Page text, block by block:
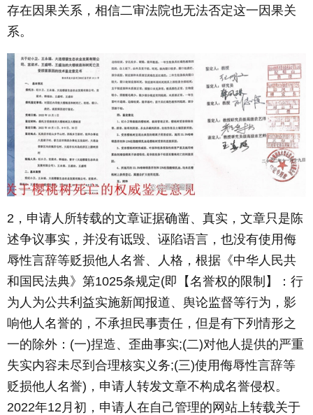
存在因果关系，相信二审法院也无法否定这一因果关
系。
2，申请人所转载的文章证据确凿、真实，文章只是陈
述争议事实，并没有诋毁、诬陷语言，也没有使用侮
辱性言辞等贬损他人名誉、人格，根据《中华人民共
和国民法典》第1025条规定(即【名誉权的限制】：行
为人为公共利益实施新闻报道、舆论监督等行为，影
响他人名誉的，不承担民事责任，但是有下列情形之
一的除外：(一)捏造、歪曲事实;(二)对他人提供的严重
失实内容未尽到合理核实义务;(三)使用侮辱性言辞等
贬损他人名誉)，申请人转发文章不构成名誉侵权。
2022年12月初，申请人在自己管理的网站上转载关于